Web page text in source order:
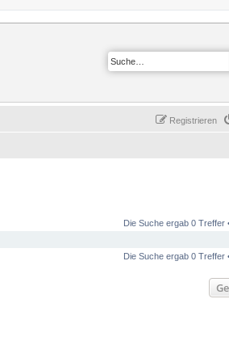
Registrieren
Die Suche ergab 0 Treffer
Die Suche ergab 0 Treffer